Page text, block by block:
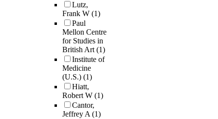
Lutz,
Frank W (1)
Paul
Mellon Centre
for Studies in
British Art(1)
Institute of
Medicine
(U.S.) (1)
Hiatt,
Robert W (1)
Cantor,
Jeffrey A(1)